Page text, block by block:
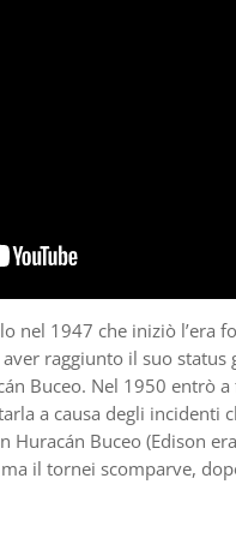
nel 1947 che iniziò l’era
raggiunto il suo status
Buceo. Nel 1950 entrò a
a causa degli incidenti
Huracán Buceo (Edison
il tornei scomparve,